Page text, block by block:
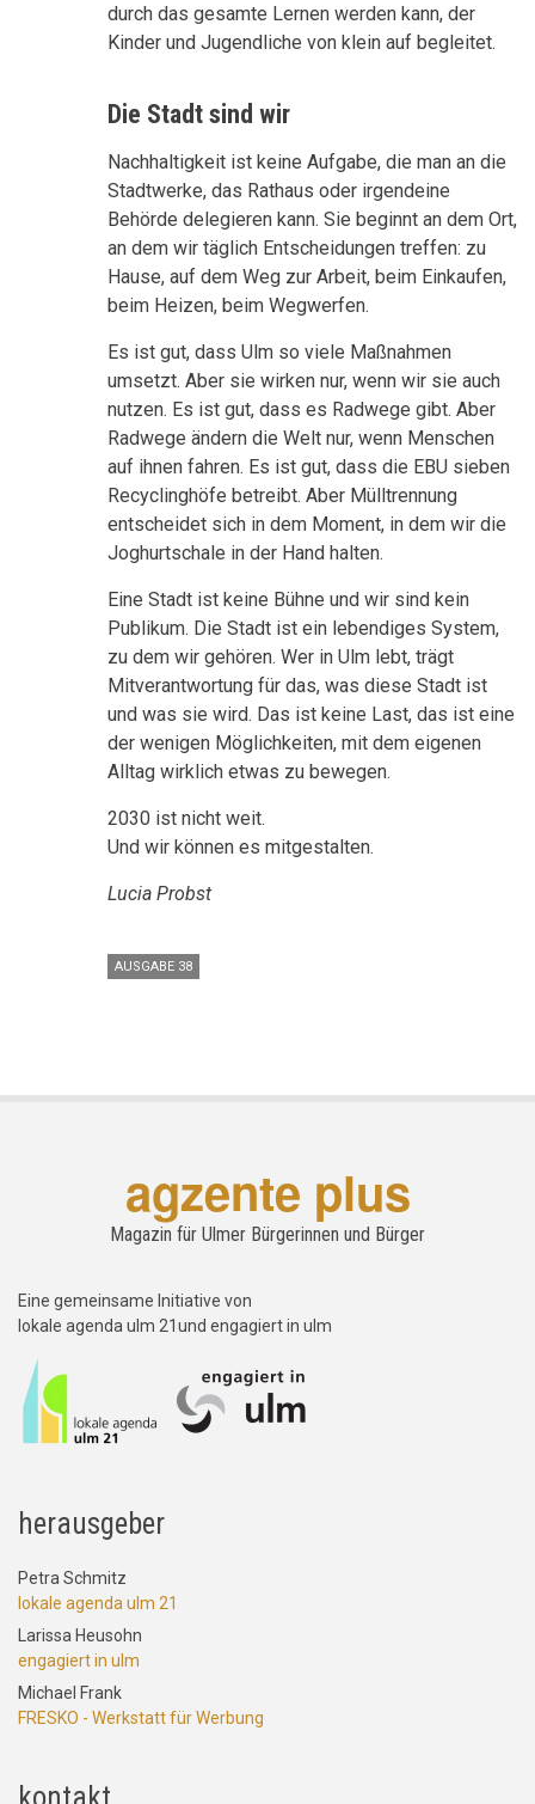
durch das gesamte Lernen werden kann, der
Kinder und Jugendliche von klein auf begleitet.
Die Stadt sind wir
Nachhaltigkeit ist keine Aufgabe, die man an die
Stadtwerke, das Rathaus oder irgendeine
Behörde delegieren kann. Sie beginnt an dem Ort,
an dem wir täglich Entscheidungen treffen: zu
Hause, auf dem Weg zur Arbeit, beim Einkaufen,
beim Heizen, beim Wegwerfen.
Es ist gut, dass Ulm so viele Maßnahmen
umsetzt. Aber sie wirken nur, wenn wir sie auch
nutzen. Es ist gut, dass es Radwege gibt. Aber
Radwege ändern die Welt nur, wenn Menschen
auf ihnen fahren. Es ist gut, dass die EBU sieben
Recyclinghöfe betreibt. Aber Mülltrennung
entscheidet sich in dem Moment, in dem wir die
Joghurtschale in der Hand halten.
Eine Stadt ist keine Bühne und wir sind kein
Publikum. Die Stadt ist ein lebendiges System,
zu dem wir gehören. Wer in Ulm lebt, trägt
Mitverantwortung für das, was diese Stadt ist
und was sie wird. Das ist keine Last, das ist eine
der wenigen Möglichkeiten, mit dem eigenen
Alltag wirklich etwas zu bewegen.
2030 ist nicht weit.
Und wir können es mitgestalten.
Lucia Probst
AUSGABE 38
agzente plus
Magazin für Ulmer Bürgerinnen und Bürger
Eine gemeinsame Initiative von
lokale agenda ulm 21und engagiert in ulm
herausgeber
Petra Schmitz
lokale agenda ulm 21
Larissa Heusohn
engagiert in ulm
Michael Frank
FRESKO - Werkstatt für Werbung